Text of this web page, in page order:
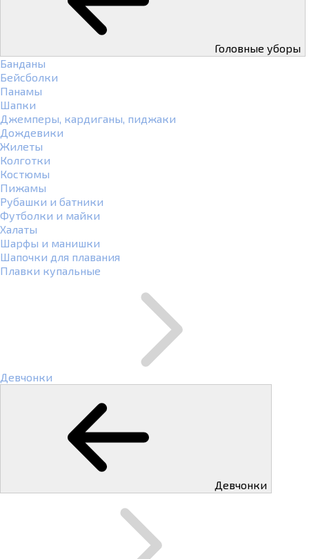
Головные уборы
Банданы
Бейсболки
Панамы
Шапки
Джемперы, кардиганы, пиджаки
Дождевики
Жилеты
Колготки
Костюмы
Пижамы
Рубашки и батники
Футболки и майки
Халаты
Шарфы и манишки
Шапочки для плавания
Плавки купальные
Девчонки
Девчонки